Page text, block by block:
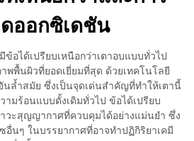
ออกซิเดชัน
อได้เปรียบเหนือกว่าเตาอบแบบทั่วไป
พพื้นผิวที่ยอดเยี่ยมที่สุด ด้วยเทคโนโลยี
นล้ำสมัย ซึ่งเป็นจุดเด่นสำคัญที่ทำให้เตานี้
ามร้อนแบบดั้งเดิมทั่วไป ข้อได้เปรียบ
วะสุญญากาศที่ควบคุมได้อย่างแม่นยำ ซึ่ง
อื่นๆ ในบรรยากาศที่อาจทำปฏิกิริยาเคมี